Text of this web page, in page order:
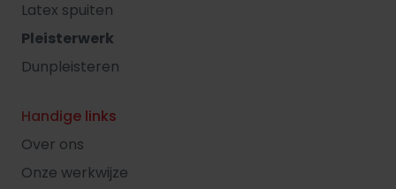
Latex spuiten
Pleisterwerk
Dunpleisteren
Handige links
Over ons
Onze werkwijze